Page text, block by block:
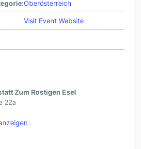
Oberösterreich
Visit Event Website
Zum Rostigen Esel
22a